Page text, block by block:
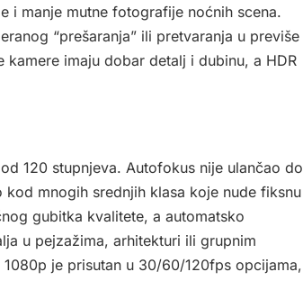
i manje mutne fotografije noćnih scena.
“prešaranja” ili pretvaranja u previše
imaju dobar detalj i dubinu, a HDR
120 stupnjeva. Autofokus nije ulančao do
mnogih srednjih klasa koje nude fiksnu
gubitka kvalitete, a automatsko
u pejzažima, arhitekturi ili grupnim
je prisutan u 30/60/120fps opcijama,